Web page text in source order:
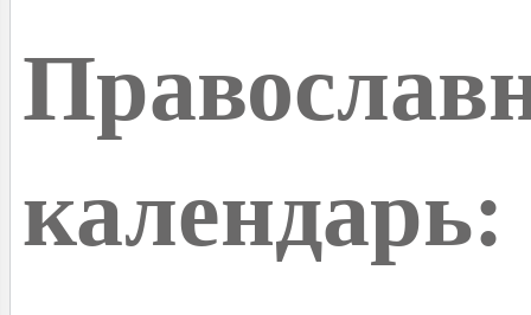
календарь: